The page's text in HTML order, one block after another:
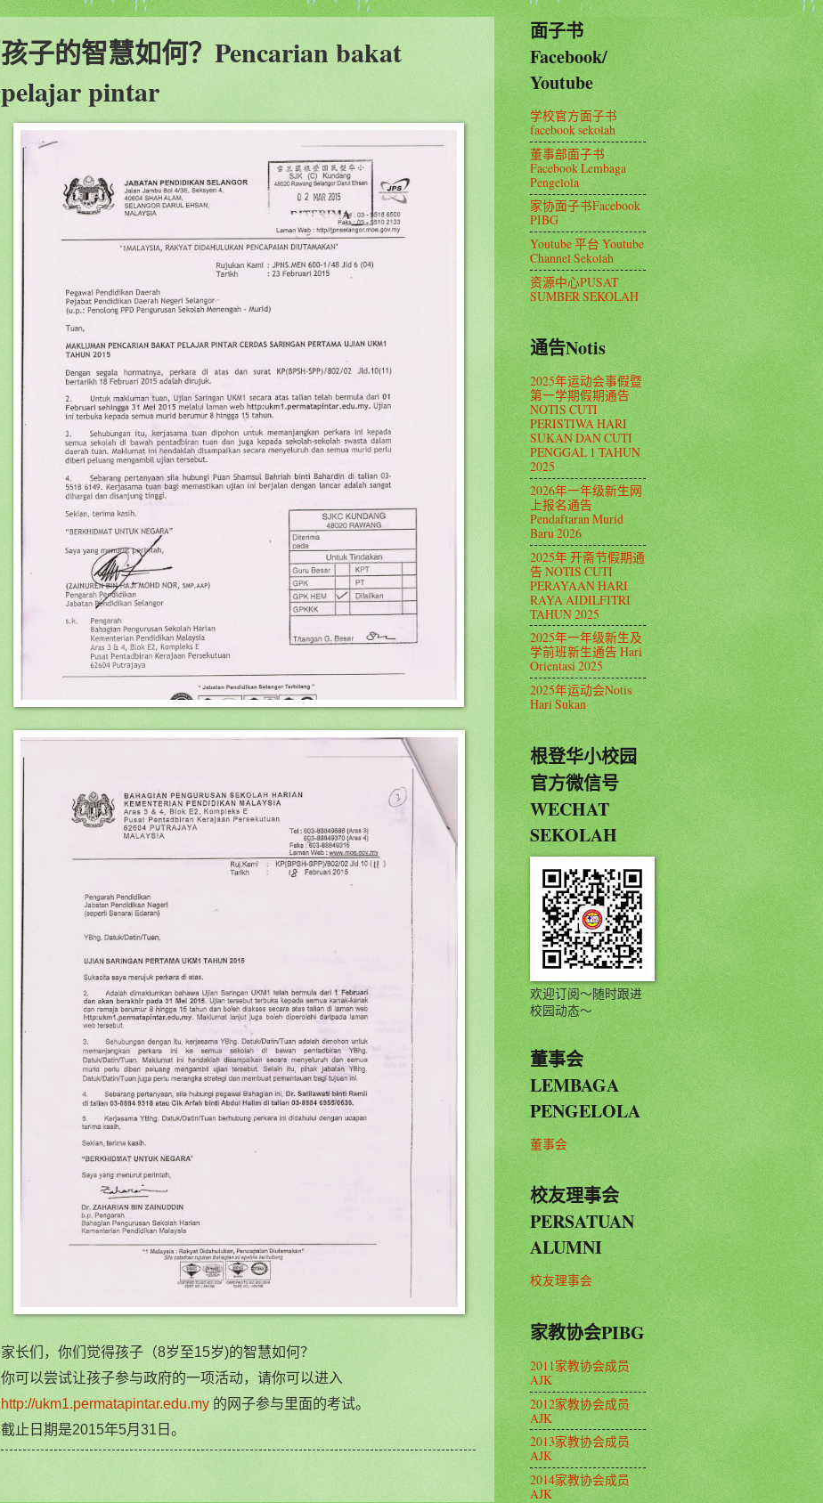
孩子的智慧如何？Pencarian bakat
pelajar pintar
家长们，你们觉得孩子（8岁至15岁)的智慧如何？
你可以尝试让孩子参与政府的一项活动，请你可以进入
http://ukm1.permatapintar.edu.my的网子参与里面的考试。
截止日期是2015年5月31日。
面子书
Facebook/
Youtube
学校官方面子书
facebook sekolah
董事部面子书
Facebook Lembaga
Pengelola
家协面子书Facebook
PIBG
Youtube 平台 Youtube
Channel Sekolah
资源中心PUSAT
SUMBER SEKOLAH
通告Notis
2025年运动会事假暨
第一学期假期通告
NOTIS CUTI
PERISTIWA HARI
SUKAN DAN CUTI
PENGGAL 1 TAHUN
2025
2026年一年级新生网
上报名通告
Pendaftaran Murid
Baru 2026
2025年 开斋节假期通
告 NOTIS CUTI
PERAYAAN HARI
RAYA AIDILFITRI
TAHUN 2025
2025年一年级新生及
学前班新生通告 Hari
Orientasi 2025
2025年运动会Notis
Hari Sukan
根登华小校园
官方微信号
WECHAT
SEKOLAH
欢迎订阅～随时跟进
校园动态～
董事会
LEMBAGA
PENGELOLA
董事会
校友理事会
PERSATUAN
ALUMNI
校友理事会
家教协会PIBG
2011家教协会成员
AJK
2012家教协会成员
AJK
2013家教协会成员
AJK
2014家教协会成员
AJK